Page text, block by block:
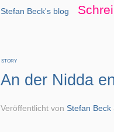
Stefan Beck's blog
STORY
An der Nidda
Veröffentlicht vonStefan Beck